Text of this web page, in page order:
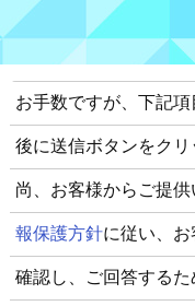
お手数ですが、下記
後に送信ボタンをクリ
尚、お客様からご提
報保護方針に従い、
確認し、ご回答する